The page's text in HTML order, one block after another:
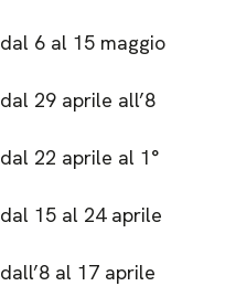
dal 6 al 15 maggio
dal 29 aprile all’8
dal 22 aprile al 1°
dal 15 al 24 aprile
dall’8 al 17 aprile